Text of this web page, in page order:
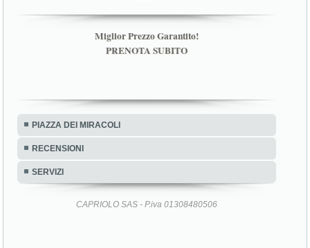
Miglior Prezzo Garantito!
PRENOTA SUBITO
PIAZZA DEI MIRACOLI
RECENSIONI
SERVIZI
CAPRIOLO SAS - P.iva 01308480506